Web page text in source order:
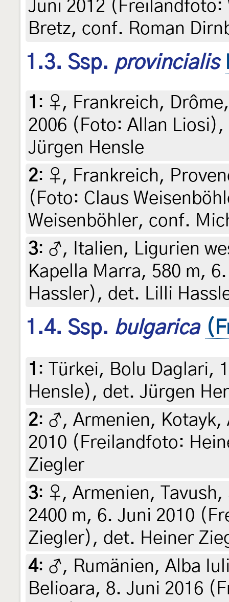
Juni 2012
Bretz, conf. Roman
1.3. Ssp. provincialis
1 : ♀, Frankreich,
2006 (Foto: Allan
Jürgen Hensle
2: ♀, Frankreich,
(Foto: Claus
Weisenböhler, conf.
3: ♂, Italien, Ligurien
Kapella Marra, 580 m,
Hassler), det. Lilli
1.4. Ssp. bulgarica
1 :
Türkei, Bolu Daglari,
Hensle), det. Jürgen
2: ♂, Armenien, Kotayk,
2010 (Freilandfoto:
Ziegler
3: ♀, Armenien,
2400 m, 6. Juni 2010
Ziegler), det. Heiner
4: ♂, Rumänien, Alba
Belioara, 8. Juni 2016